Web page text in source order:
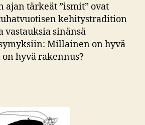
ajan tärkeät ”ismit” ovat
kehitystradition
vastauksia sinänsä
Millainen on hyvä
hyvä rakennus?